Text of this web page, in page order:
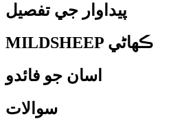
پيداوار جي تفصيل
MILDSHEEP ڪهاڻي
اسان جو فائدو
سوالات